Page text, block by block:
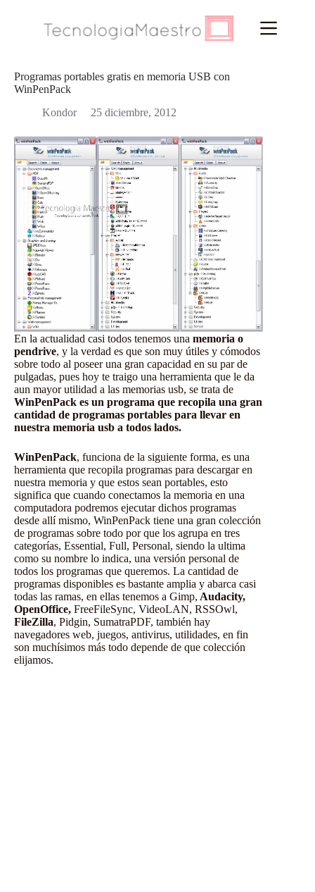
Programas portables gratis en memoria USB con
WinPenPack
Kondor
25 diciembre, 2012
En la actualidad casi todos tenemos una memoria o
pendrive, y la verdad es que son muy útiles y cómodos
sobre todo al poseer una gran capacidad en su par de
pulgadas, pues hoy te traigo una herramienta que le da
aun mayor utilidad a las memorias usb, se trata de
WinPenPack es un programa que recopila una gran
cantidad de programas portables para llevar en
nuestra memoria usb a todos lados.
WinPenPack, funciona de la siguiente forma, es una
herramienta que recopila programas para descargar en
nuestra memoria y que estos sean portables, esto
significa que cuando conectamos la memoria en una
computadora podremos ejecutar dichos programas
desde allí mismo, WinPenPack tiene una gran colección
de programas sobre todo por que los agrupa en tres
categorías, Essential, Full, Personal, siendo la ultima
como su nombre lo indica, una versión personal de
todos los programas que queremos. La cantidad de
programas disponibles es bastante amplia y abarca casi
todas las ramas, en ellas tenemos a Gimp, Audacity,
OpenOffice, FreeFileSync, VideoLAN, RSSOwl,
FileZilla, Pidgin, SumatraPDF, también hay
navegadores web, juegos, antivirus, utilidades, en fin
son muchísimos más todo depende de que colección
elijamos.